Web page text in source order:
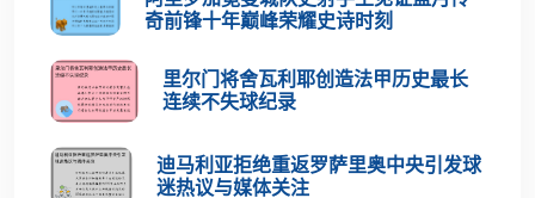
奇前锋十年巅峰荣耀史诗时刻
里尔门将舍瓦利耶创造法甲历史最长
连续不失球纪录
迪马利亚拒绝重返罗萨里奥中央引发球
迷热议与媒体关注